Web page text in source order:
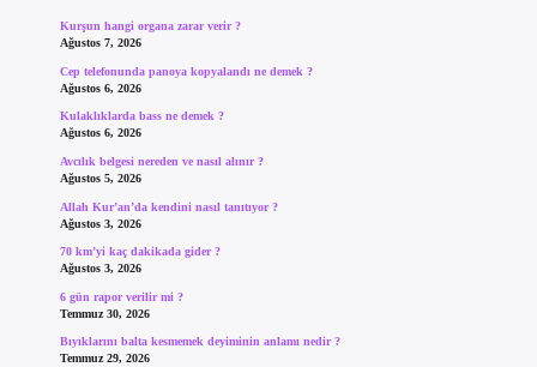
Kurşun hangi organa zarar verir ?
Ağustos 7, 2026
Cep telefonunda panoya kopyalandı ne demek ?
Ağustos 6, 2026
Kulaklıklarda bass ne demek ?
Ağustos 6, 2026
Avcılık belgesi nereden ve nasıl alınır ?
Ağustos 5, 2026
Allah Kur’an’da kendini nasıl tanıtıyor ?
Ağustos 3, 2026
70 km’yi kaç dakikada gider ?
Ağustos 3, 2026
6 gün rapor verilir mi ?
Temmuz 30, 2026
Bıyıklarını balta kesmemek deyiminin anlamı nedir ?
Temmuz 29, 2026